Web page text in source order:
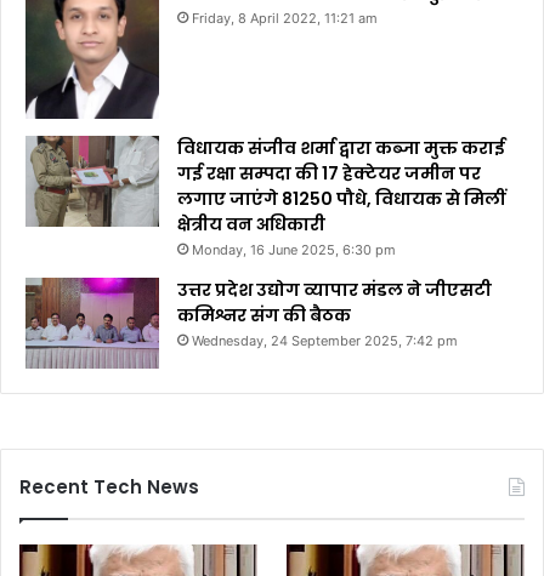
Friday, 8 April 2022, 11:21 am
विधायक संजीव शर्मा द्वारा कब्जा मुक्त कराई
गई रक्षा सम्पदा की 17 हेक्टेयर जमीन पर
लगाए जाएंगे 81250 पौधे, विधायक से मिलीं
क्षेत्रीय वन अधिकारी
Monday, 16 June 2025, 6:30 pm
उत्तर प्रदेश उद्योग व्यापार मंडल ने जीएसटी
कमिश्नर संग की बैठक
Wednesday, 24 September 2025, 7:42 pm
Recent Tech News